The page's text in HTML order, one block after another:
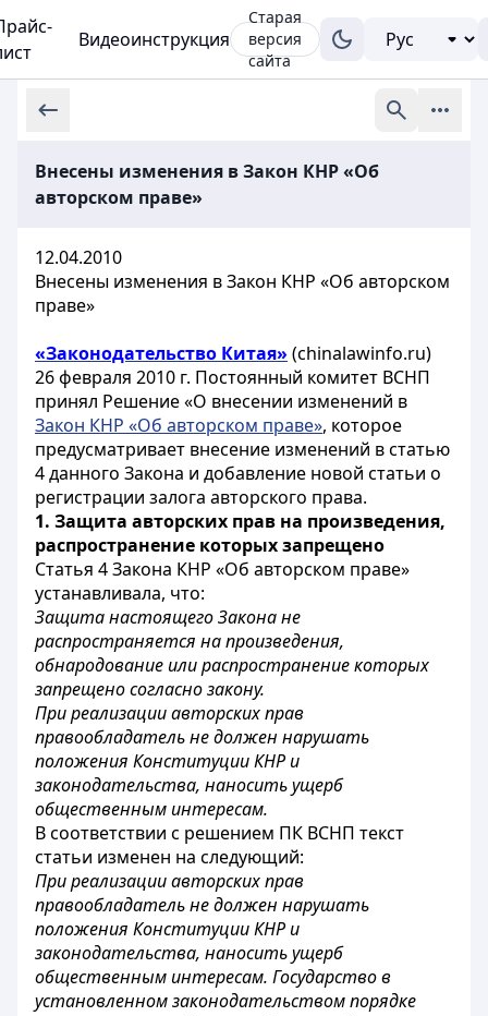
Видеоинструкция
Старая
версия
сайта
Внесены изменения в Закон КНР «Об
авторском праве»
12.04.2010
Внесены изменения в Закон КНР «Об авторском
праве»
«Законодательство Китая»(chinalawinfo.ru)
26 февраля 2010 г. Постоянный комитет ВСНП
принял Решение «О внесении изменений в
Закон КНР «Об авторском праве», которое
предусматривает внесение изменений в статью
4 данного Закона и добавление новой статьи о
регистрации залога авторского права.
1. Защита авторских прав на произведения,
распространение которых запрещено
Статья 4 Закона КНР «Об авторском праве»
устанавливала, что:
Защита настоящего Закона не
распространяется на произведения,
обнародование или распространение которых
запрещено согласно закону.
При реализации авторских прав
правообладатель не должен нарушать
положения Конституции КНР и
законодательства, наносить ущерб
общественным интересам.
В соответствии с решением ПК ВСНП текст
статьи изменен на следующий:
При реализации авторских прав
правообладатель не должен нарушать
положения Конституции КНР и
законодательства, наносить ущерб
общественным интересам. Государство в
установленном законодательством порядке